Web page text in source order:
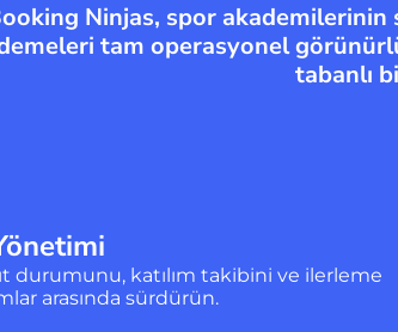
Ninjas, spor akademilerinin
tam operasyonel
tabanlı
durumunu, katılım takibini ve ilerleme
arasında sürdürün.